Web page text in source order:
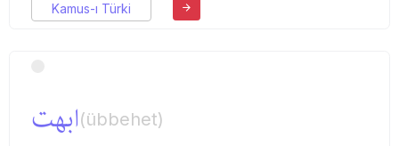
Kamus-ı Türki
ابهت(übbehet)